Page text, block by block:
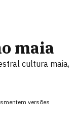
maia
cultura maia,
versões